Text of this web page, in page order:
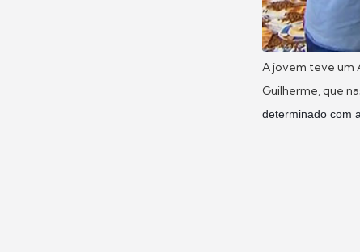
A jovem teve um
Guilherme, que
determinado com